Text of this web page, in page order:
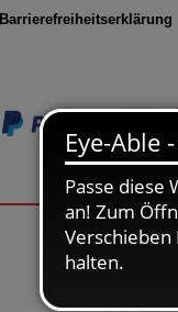
Barrierefreiheitserklärung
0800-10
gebührenfreie